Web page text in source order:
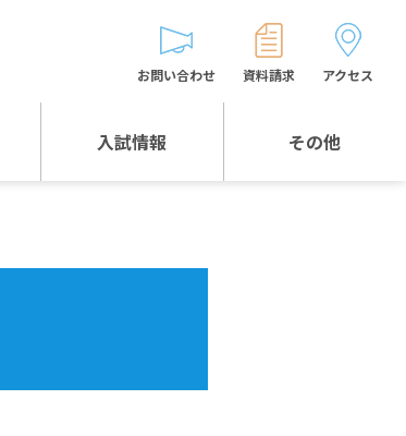
入試情報 その他
お問い合わせ 資料請求 アクセス